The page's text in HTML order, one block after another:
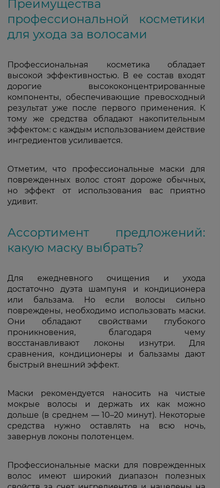
Преимущества
профессиональной косметики
для ухода за волосами
Профессиональная косметика обладает
высокой эффективностью. В ее состав входят
дорогие высококонцентрированные
компоненты, обеспечивающие превосходный
результат уже после первого применения. К
тому же средства обладают накопительным
эффектом: с каждым использованием действие
ингредиентов усиливается.
Отметим, что профессиональные маски для
поврежденных волос стоят дороже обычных,
но эффект от использования вас приятно
удивит.
Ассортимент предложений:
какую маску выбрать?
Для ежедневного очищения и ухода
достаточно дуэта шампуня и кондиционера
или бальзама. Но если волосы сильно
повреждены, необходимо использовать маски.
Они обладают свойствами глубокого
проникновения, благодаря чему
восстанавливают локоны изнутри. Для
сравнения, кондиционеры и бальзамы дают
быстрый внешний эффект.
Маски рекомендуется наносить на чистые
мокрые волосы и держать их как можно
дольше (в среднем — 10–20 минут). Некоторые
средства нужно оставлять на всю ночь,
завернув локоны полотенцем.
Профессиональные маски для поврежденных
волос имеют широкий диапазон полезных